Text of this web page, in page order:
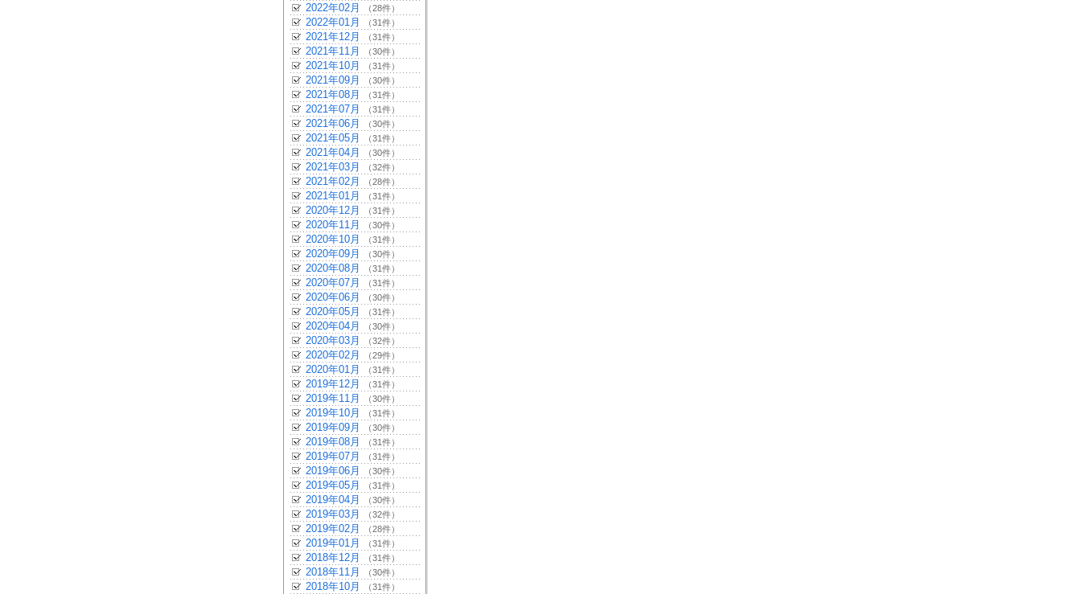
2022年02月 （28件）
2022年01月 （31件）
2021年12月 （31件）
2021年11月 （30件）
2021年10月 （31件）
2021年09月 （30件）
2021年08月 （31件）
2021年07月 （31件）
2021年06月 （30件）
2021年05月 （31件）
2021年04月 （30件）
2021年03月 （32件）
2021年02月 （28件）
2021年01月 （31件）
2020年12月 （31件）
2020年11月 （30件）
2020年10月 （31件）
2020年09月 （30件）
2020年08月 （31件）
2020年07月 （31件）
2020年06月 （30件）
2020年05月 （31件）
2020年04月 （30件）
2020年03月 （32件）
2020年02月 （29件）
2020年01月 （31件）
2019年12月 （31件）
2019年11月 （30件）
2019年10月 （31件）
2019年09月 （30件）
2019年08月 （31件）
2019年07月 （31件）
2019年06月 （30件）
2019年05月 （31件）
2019年04月 （30件）
2019年03月 （32件）
2019年02月 （28件）
2019年01月 （31件）
2018年12月 （31件）
2018年11月 （30件）
2018年10月 （31件）